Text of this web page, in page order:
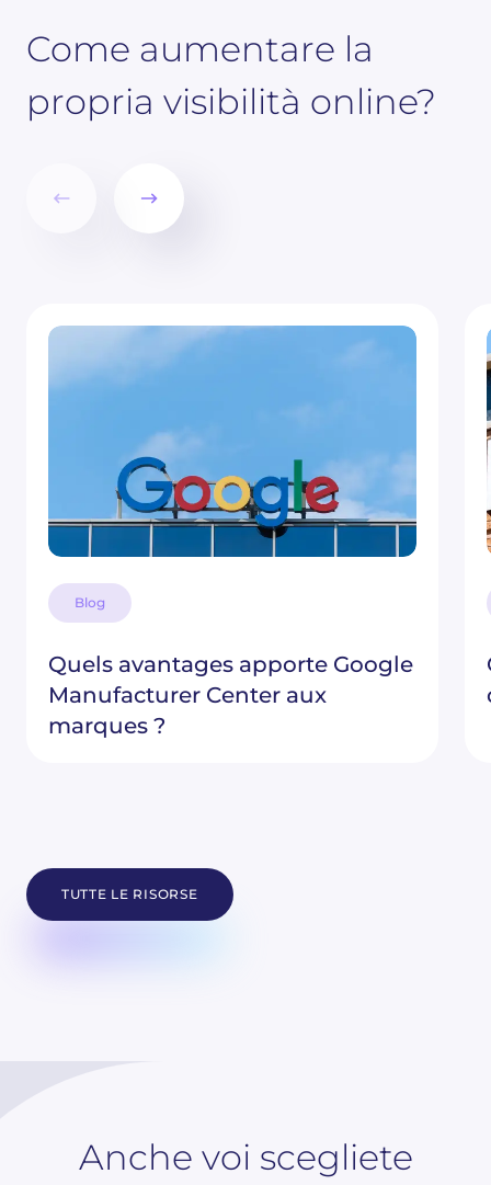
Come aumentare la
propria visibilità online?
Blog
Quels avantages apporte Google
Manufacturer Center aux
marques ?
TUTTE LE RISORSE
Anche voi scegliete